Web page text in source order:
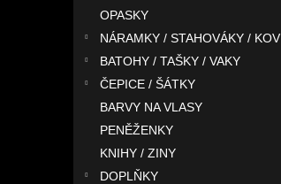
OPASKY
NÁRAMKY / STAHOVÁKY / KOV
BATOHY / TAŠKY / VAKY
ČEPICE / ŠÁTKY
BARVY NA VLASY
PENĚŽENKY
KNIHY / ZINY
DOPLŇKY